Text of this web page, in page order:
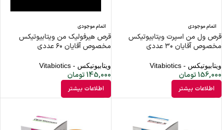
اتمام موجودی
قرص ول من اسپرت ویتابیوتیکس
مخصوص آقایان ۳۰ عددی
ویتابیوتیکس - Vitabiotics
156,000تومان
اطلاعات بیشتر
اتمام موجودی
قرص هیرفولیک من ویتابیوتیکس
مخصوص آقایان ۶۰ عددی
ویتابیوتیکس - Vitabiotics
145,000تومان
اطلاعات بیشتر